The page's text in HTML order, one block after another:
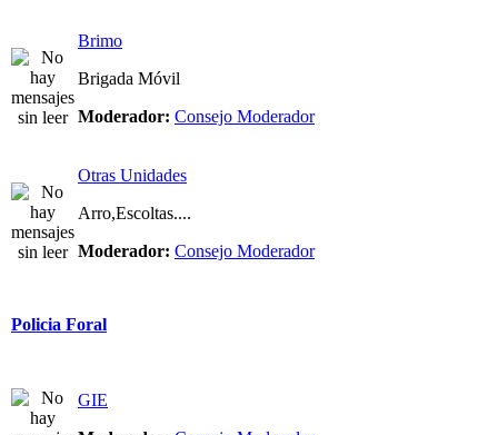
Brimo
Brigada Móvil
Moderador: Consejo Moderador
Otras Unidades
Arro,Escoltas....
Moderador: Consejo Moderador
Policia Foral
GIE